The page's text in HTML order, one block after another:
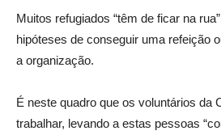
Muitos refugiados “têm de ficar na
hipóteses de conseguir uma refeição
a organização.
É neste quadro que os voluntários da
trabalhar, levando a estas pessoas